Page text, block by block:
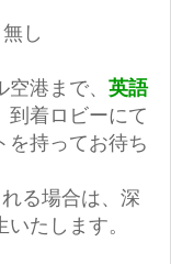
し
港まで、 英語
到着ロビーにて
を持ってお待ち
る場合は、深
たします。